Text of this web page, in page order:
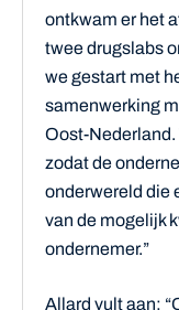
ontkwam er het
twee drugslabs
we gestart met
samenwerking
Oost-Nederland.
zodat de
onderwereld die
van de mogelijk
ondernemer.”
Allard vult aan: